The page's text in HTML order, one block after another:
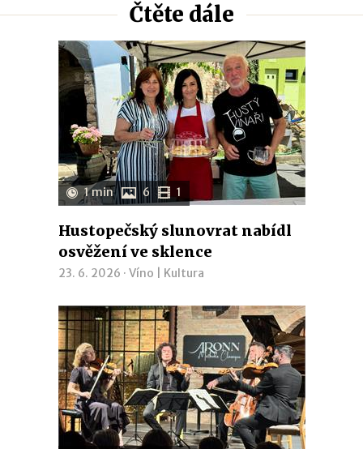
Čtěte dále
1 min 6 1
Hustopečský slunovrat nabídl
osvěžení ve sklence
23. 6. 2026 · Víno Kultura